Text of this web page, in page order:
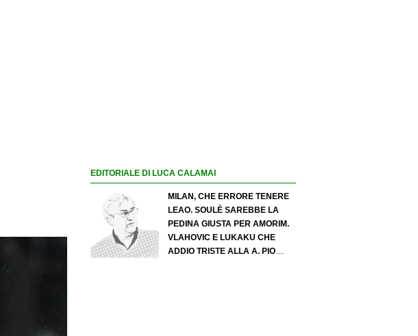
EDITORIALE DI LUCA CALAMAI
MILAN, CHE ERRORE TENERE
LEAO. SOULÈ SAREBBE LA
PEDINA GIUSTA PER AMORIM.
VLAHOVIC E LUKAKU CHE
ADDIO TRISTE ALLA A. PIO